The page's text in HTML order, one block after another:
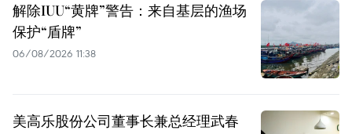
解除IUU“黄牌”警告：来自基层的渔场
保护“盾牌”
06/08/2026 11:38
美高乐股份公司董事长兼总经理武春